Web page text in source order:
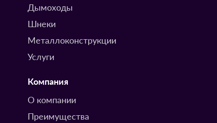
Дымоходы
Шнеки
Металлоконструкции
Услуги
Компания
О компании
Преимущества